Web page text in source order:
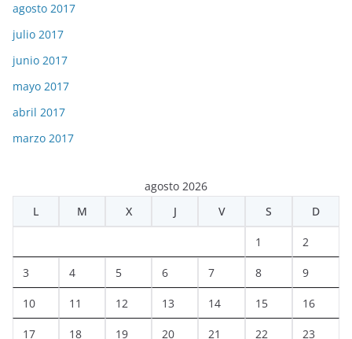
agosto 2017
julio 2017
junio 2017
mayo 2017
abril 2017
marzo 2017
agosto 2026
L
M X J V S D
1 2
3 4 5 6 7 8 9
10 11 12 13 14 15 16
17 18 19 20 21 22 23